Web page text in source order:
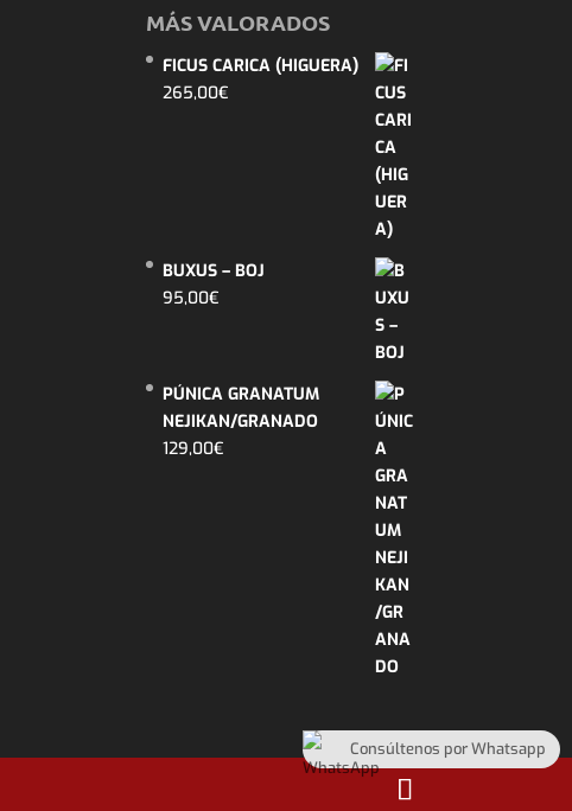
MÁS VALORADOS
FICUS CARICA (HIGUERA)
265,00€
BUXUS – BOJ
95,00€
PÚNICA GRANATUM
NEJIKAN/GRANADO
129,00€
Consúltenos por Whatsapp